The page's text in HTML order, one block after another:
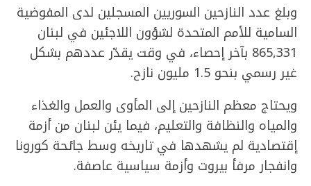
وبلغ عدد النازحين السوريين المسجلين لدى المفوضية
السامية للأمم المتحدة لشؤون اللاجئين في لبنان
865,331 بآخر إحصاء، في وقت يقدّر عددهم بشكل
غير رسمي بنحو 1.5 مليون نازح.
ويحتاج معظم النازحين إلى المأوى والعمل والغذاء
والمياه والنظافة والتعليم، فيما يئن لبنان من أزمة
إقتصادية لم يشهدها في تاريخه وسط جائحة كورونا
وانفجار مرفأ بيروت وأزمة سياسية عاصفة.